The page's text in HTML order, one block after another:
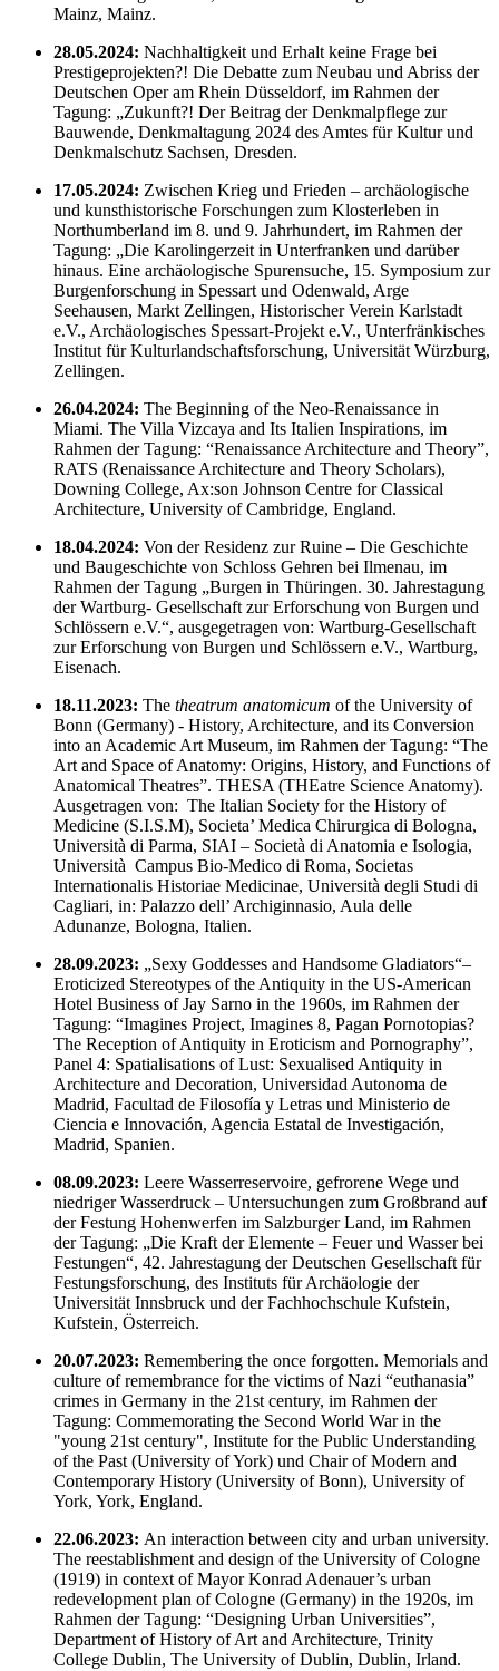
Mainz, Mainz.
28.05.2024: Nachhaltigkeit und Erhalt keine Frage bei
Prestigeprojekten?! Die Debatte zum Neubau und Abriss der
Deutschen Oper am Rhein Düsseldorf, im Rahmen der
Tagung: „Zukunft?! Der Beitrag der Denkmalpflege zur
Bauwende, Denkmaltagung 2024 des Amtes für Kultur und
Denkmalschutz Sachsen, Dresden.
17.05.2024: Zwischen Krieg und Frieden – archäologische
und kunsthistorische Forschungen zum Klosterleben in
Northumberland im 8. und 9. Jahrhundert, im Rahmen der
Tagung: „Die Karolingerzeit in Unterfranken und darüber
hinaus. Eine archäologische Spurensuche, 15. Symposium zur
Burgenforschung in Spessart und Odenwald, Arge
Seehausen, Markt Zellingen, Historischer Verein Karlstadt
e.V., Archäologisches Spessart-Projekt e.V., Unterfränkisches
Institut für Kulturlandschaftsforschung, Universität Würzburg,
Zellingen.
26.04.2024: The Beginning of the Neo-Renaissance in
Miami. The Villa Vizcaya and Its Italien Inspirations, im
Rahmen der Tagung: “Renaissance Architecture and Theory”,
RATS (Renaissance Architecture and Theory Scholars),
Downing College, Ax:son Johnson Centre for Classical
Architecture, University of Cambridge, England.
18.04.2024: Von der Residenz zur Ruine – Die Geschichte
und Baugeschichte von Schloss Gehren bei Ilmenau, im
Rahmen der Tagung „Burgen in Thüringen. 30. Jahrestagung
der Wartburg- Gesellschaft zur Erforschung von Burgen und
Schlössern e.V.“, ausgegetragen von: Wartburg-Gesellschaft
zur Erforschung von Burgen und Schlössern e.V., Wartburg,
Eisenach.
18.11.2023: The theatrum anatomicum of the University of
Bonn (Germany) - History, Architecture, and its Conversion
into an Academic Art Museum, im Rahmen der Tagung: “The
Art and Space of Anatomy: Origins, History, and Functions of
Anatomical Theatres”. THESA (THEatre Science Anatomy).
Ausgetragen von: The Italian Society for the History of
Medicine (S.I.S.M), Societa’ Medica Chirurgica di Bologna,
Università di Parma, SIAI – Società di Anatomia e Isologia,
Università Campus Bio-Medico di Roma, Societas
Internationalis Historiae Medicinae, Università degli Studi di
Cagliari, in: Palazzo dell’ Archiginnasio, Aula delle
Adunanze, Bologna, Italien.
28.09.2023: „Sexy Goddesses and Handsome Gladiators“–
Eroticized Stereotypes of the Antiquity in the US-American
Hotel Business of Jay Sarno in the 1960s, im Rahmen der
Tagung: “Imagines Project, Imagines 8, Pagan Pornotopias?
The Reception of Antiquity in Eroticism and Pornography”,
Panel 4: Spatialisations of Lust: Sexualised Antiquity in
Architecture and Decoration, Universidad Autonoma de
Madrid, Facultad de Filosofía y Letras und Ministerio de
Ciencia e Innovación, Agencia Estatal de Investigación,
Madrid, Spanien.
08.09.2023: Leere Wasserreservoire, gefrorene Wege und
niedriger Wasserdruck – Untersuchungen zum Großbrand auf
der Festung Hohenwerfen im Salzburger Land, im Rahmen
der Tagung: „Die Kraft der Elemente – Feuer und Wasser bei
Festungen“, 42. Jahrestagung der Deutschen Gesellschaft für
Festungsforschung, des Instituts für Archäologie der
Universität Innsbruck und der Fachhochschule Kufstein,
Kufstein, Österreich.
20.07.2023: Remembering the once forgotten. Memorials and
culture of remembrance for the victims of Nazi “euthanasia”
crimes in Germany in the 21st century, im Rahmen der
Tagung: Commemorating the Second World War in the
"young 21st century", Institute for the Public Understanding
of the Past (University of York) und Chair of Modern and
Contemporary History (University of Bonn), University of
York, York, England.
22.06.2023: An interaction between city and urban university.
The reestablishment and design of the University of Cologne
(1919) in context of Mayor Konrad Adenauer’s urban
redevelopment plan of Cologne (Germany) in the 1920s, im
Rahmen der Tagung: “Designing Urban Universities”,
Department of History of Art and Architecture, Trinity
College Dublin, The University of Dublin, Dublin, Irland.